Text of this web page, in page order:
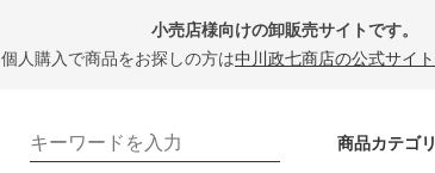
小売店様向けの卸販売サイトです。
個人購入で商品をお探しの方は中川政七商店の公式サイト
商品カテゴリ